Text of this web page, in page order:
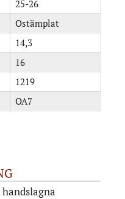
25-26
Ostämplat
14,3
16
1219
OA7